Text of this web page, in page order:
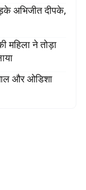
अभिजीत दीपके,
महिला ने तोड़ा
और ओडिशा